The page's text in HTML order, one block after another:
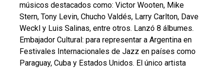
músicos destacados como: Victor Wooten, Mike
Stern, Tony Levin, Chucho Valdés, Larry Carlton, Dave
Weckl y Luis Salinas, entre otros. Lanzó 8 álbumes.
Embajador Cultural: para representar a Argentina en
Festivales Internacionales de Jazz en países como
Paraguay, Cuba y Estados Unidos. El único artista